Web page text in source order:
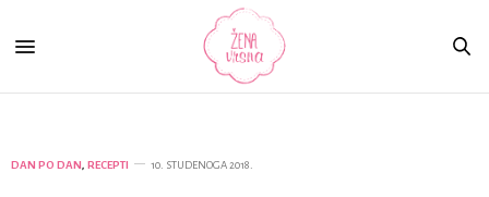
DAN PO DAN, RECEPTI 10. STUDENOGA 2018.